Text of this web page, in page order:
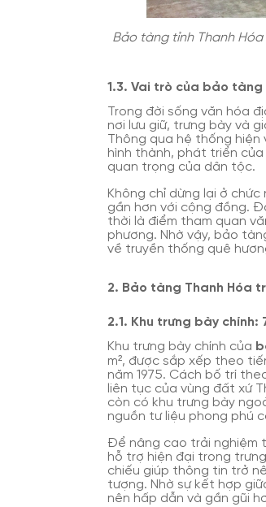
Bảo tàng tỉnh Thanh
1.3. Vai trò của bảo
Trong đời sống văn hóa
nơi lưu giữ, trưng bày và
Thông qua hệ thống hiện
hình thành, phát triển
quan trọng của dân tộc.
Không chỉ dừng lại ở
gần hơn với cộng đồng.
thời là điểm tham quan
phương. Nhờ vậy, bảo
về truyền thống quê
2. Bảo tàng Thanh Hóa
2.1. Khu trưng bày
Khu trưng bày chính của
m², được sắp xếp theo
năm 1975. Cách bố trí
liên tục của vùng đất xứ
còn có khu trưng bày
nguồn tư liệu phong phú
Để nâng cao trải nghiệm
hỗ trợ hiện đại trong
chiếu giúp thông tin trở
tượng. Nhờ sự kết hợp
nên hấp dẫn và gần gũi